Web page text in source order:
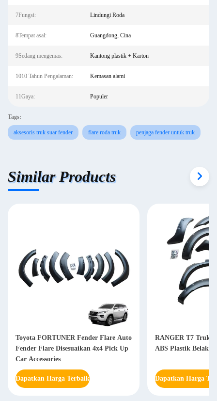
7Fungsi: Lindungi Roda
8Tempat asal: Guangdong, Cina
9Sedang mengemas: Kantong plastik + Karton
1010 Tahun Pengalaman: Kemasan alami
11Gaya: Populer
Tags:
aksesoris truk suar fender flare roda truk penjaga fender untuk truk
Similar Products
Toyota FORTUNER Fender Flare Auto
Fender Flare Disesuaikan 4x4 Pick Up
Car Accessories
Dapatkan Harga Terbaik
RANGER T7 Truk
ABS Plastik
Dapatkan Harga